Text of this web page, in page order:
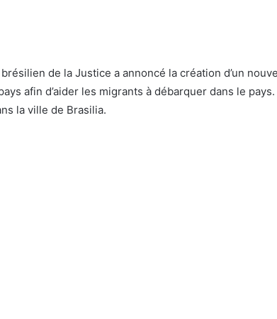
de la Justice a annoncé la création d’un
afin d’aider les migrants à débarquer dans le
la ville de Brasilia.